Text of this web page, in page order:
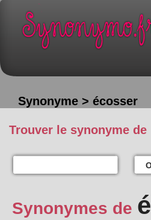
Synonyme > écosser
Trouver le synonyme de
Synonymes de